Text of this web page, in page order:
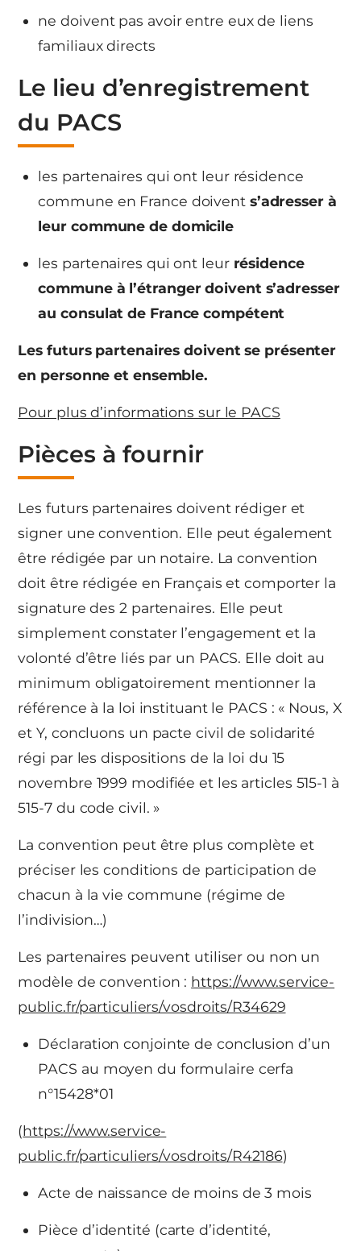
ne doivent pas avoir entre eux de liens
familiaux directs
Le lieu d’enregistrement
du PACS
les partenaires qui ont leur résidence
commune en France doivent s’adresser à
leur commune de domicile
les partenaires qui ont leur résidence
commune à l’étranger doivent s’adresser
au consulat de France compétent
Les futurs partenaires doivent se présenter
en personne et ensemble.
Pour plus d’informations sur le PACS
Pièces à fournir
Les futurs partenaires doivent rédiger et
signer une convention. Elle peut également
être rédigée par un notaire. La convention
doit être rédigée en Français et comporter la
signature des 2 partenaires. Elle peut
simplement constater l’engagement et la
volonté d’être liés par un PACS. Elle doit au
minimum obligatoirement mentionner la
référence à la loi instituant le PACS : « Nous, X
et Y, concluons un pacte civil de solidarité
régi par les dispositions de la loi du 15
novembre 1999 modifiée et les articles 515-1 à
515-7 du code civil. »
La convention peut être plus complète et
préciser les conditions de participation de
chacun à la vie commune (régime de
l’indivision…)
Les partenaires peuvent utiliser ou non un
modèle de convention : https://www.service-
public.fr/particuliers/vosdroits/R34629
Déclaration conjointe de conclusion d’un
PACS au moyen du formulaire cerfa
n°15428*01
(https://www.service-
public.fr/particuliers/vosdroits/R42186)
Acte de naissance de moins de 3 mois
Pièce d’identité (carte d’identité,